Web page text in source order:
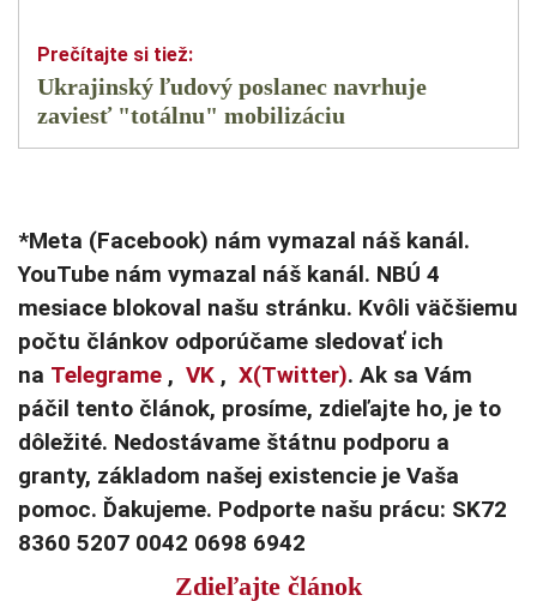
Ukrajinský ľudový poslanec navrhuje
zaviesť "totálnu" mobilizáciu
*Meta (Facebook) nám vymazal náš kanál.
YouTube nám vymazal náš kanál. NBÚ 4
mesiace blokoval našu stránku. Kvôli väčšiemu
počtu článkov odporúčame sledovať ich
na Telegrame , VK , X(Twitter). Ak sa Vám
páčil tento článok, prosíme, zdieľajte ho, je to
dôležité. Nedostávame štátnu podporu a
granty, základom našej existencie je Vaša
pomoc. Ďakujeme. Podporte našu prácu: SK72
8360 5207 0042 0698 6942
Zdieľajte článok